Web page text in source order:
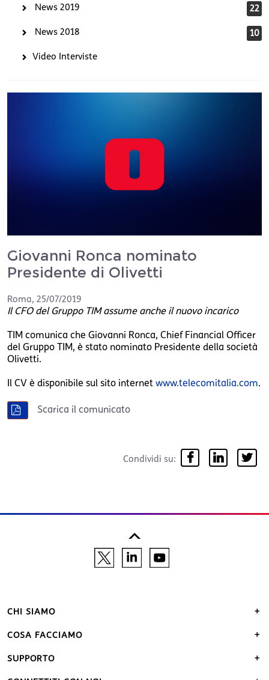
News 2019 22
News 2018 10
Video Interviste
Giovanni Ronca nominato
Presidente di Olivetti
Roma, 25/07/2019
Il CFO del Gruppo TIM assume anche il nuovo incarico
TIM comunica che Giovanni Ronca, Chief Financial Officer
del Gruppo TIM, è stato nominato Presidente della società
Olivetti.
Il CV è disponibile sul sito internet www.telecomitalia.com.
Scarica il comunicato
Condividi su:
CHI SIAMO
COSA FACCIAMO
SUPPORTO